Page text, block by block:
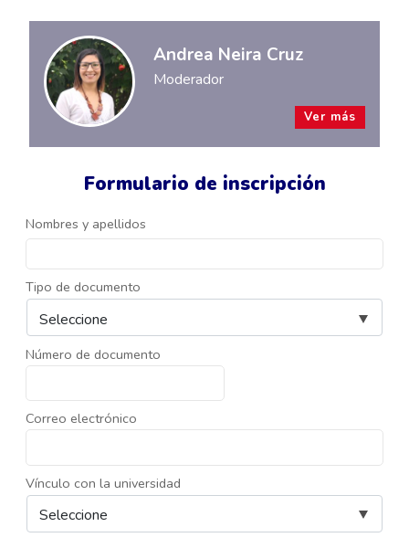
Formulario de inscripción
Nombres y apellidos
Tipo de documento
Número de documento
Correo electrónico
Vínculo con la universidad
Andrea Neira Cruz
Moderador
Ver más